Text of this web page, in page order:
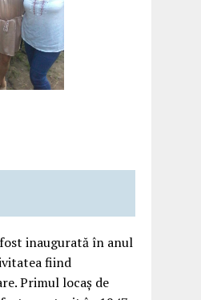
inaugurată în anul
fiind
Primul locaș de